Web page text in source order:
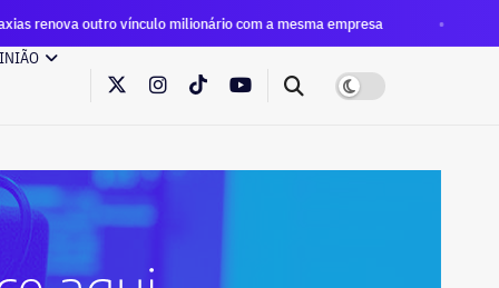
milionário com a mesma empresa
Eleições 2026: